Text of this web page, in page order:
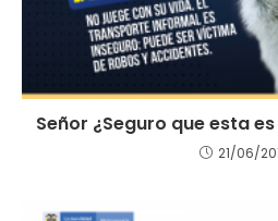
Señor ¿Seguro que esta
21/06/